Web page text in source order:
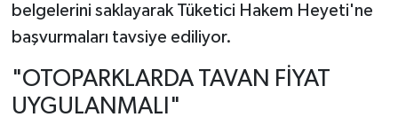
belgelerini saklayarak Tüketici Hakem Heyeti'ne
başvurmaları tavsiye ediliyor.
"OTOPARKLARDA TAVAN FİYAT
UYGULANMALI"